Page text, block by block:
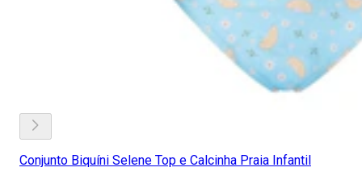
Conjunto Biquíni Selene Top e Calcinha Praia Infantil